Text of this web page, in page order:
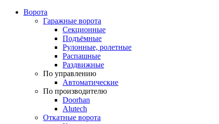
Ворота
Гаражные ворота
Секционные
Подъёмные
Рулонные, ролетные
Распашные
Раздвижные
По управлению
Автоматические
По производителю
Doorhan
Alutech
Откатные ворота